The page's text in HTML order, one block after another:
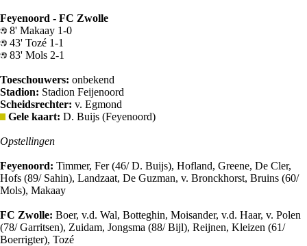
Feyenoord - FC Zwolle
8' Makaay 1-0
43' Tozé 1-1
83' Mols 2-1
Toeschouwers: onbekend
Stadion: Stadion Feijenoord
Scheidsrechter: v. Egmond
Gele kaart: D. Buijs (Feyenoord)
Opstellingen
Feyenoord: Timmer, Fer (46/ D. Buijs), Hofland, Greene, De Cler,
Hofs (89/ Sahin), Landzaat, De Guzman, v. Bronckhorst, Bruins (60/
Mols), Makaay
FC Zwolle: Boer, v.d. Wal, Botteghin, Moisander, v.d. Haar, v. Polen
(78/ Garritsen), Zuidam, Jongsma (88/ Bijl), Reijnen, Kleizen (61/
Boerrigter), Tozé